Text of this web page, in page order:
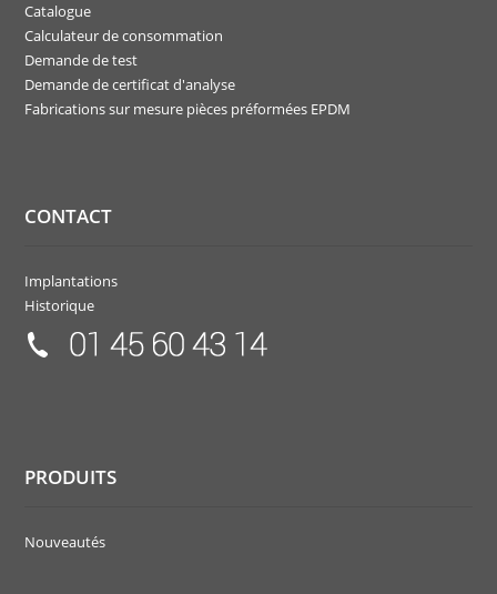
Catalogue
Calculateur de consommation
Demande de test
Demande de certificat d'analyse
Fabrications sur mesure pièces préformées EPDM
CONTACT
Implantations
Historique
PRODUITS
Nouveautés